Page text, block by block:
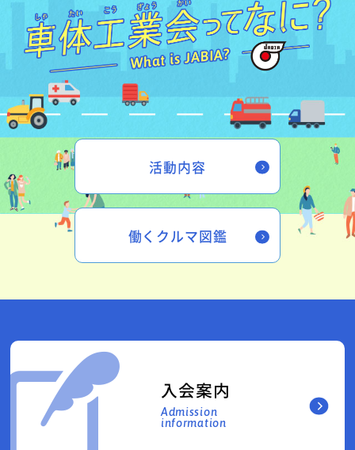
活動内容
働くクルマ図鑑
入会案内
Admission
information